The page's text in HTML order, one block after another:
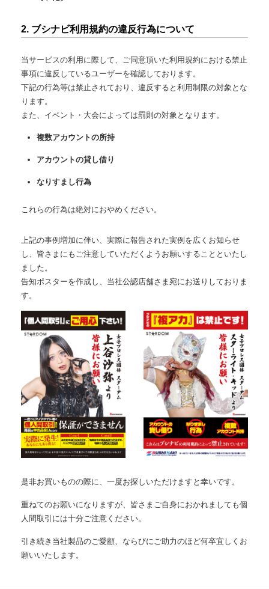
2. ブシナビ利用規約の違反行為について
当サービスの利用に際して、ご同意頂いた利用規約における禁止
事項に違反しているユーザーを確認しております。
下記の行為等は禁止されており、違反すると利用制限の対象とな
ります。
また、イベント・大会によっては罰則の対象となります。
複数アカウントの所持
アカウントの貸し借り
なりすまし行為
これらの行為は絶対におやめください。
上記の事例増加に伴い、実際に報告された実例を広くお知らせ
し、皆さまにもご注意していただくようお願いすることといたし
ました。
告知ポスターを作成し、当社公認店舗さま宛にお送りしておりま
す。
是非お買いものの際に、一度お探しいただけますと幸いです。
重ねてのお願いになりますが、皆さまご自身におかれましても個
人間取引には十分ご注意ください。
引き続き当社製品のご愛顧、ならびにご助力のほど何卒宜しくお
願いいたします。